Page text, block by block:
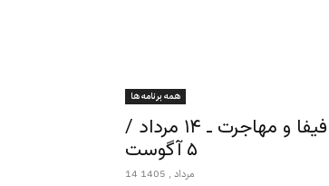
همه برنامه ها
ورزش از نگاه ایرج ادیب‌زاده ـ سالگرد مشروطیت، بحران فیفا و مهاجرت ـ ۱۴ مرداد /
۵ آگوست
14 مرداد , 1405